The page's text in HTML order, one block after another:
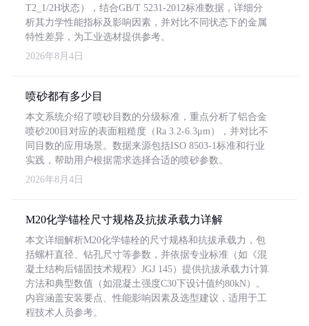
T2_1/2H状态），结合GB/T 5231-2012标准数据，详细分
析其力学性能指标及影响因素，并对比不同状态下的金属
特性差异，为工业选材提供参考。
2026年8月4日
喷砂都有多少目
本文系统介绍了喷砂目数的分级标准，重点分析了铝合金
喷砂200目对应的表面粗糙度（Ra 3.2-6.3μm），并对比不
同目数的应用场景。数据来源包括ISO 8503-1标准和行业
实践，帮助用户根据需求选择合适的喷砂参数。
2026年8月4日
M20化学锚栓尺寸规格及抗拔承载力详解
本文详细解析M20化学锚栓的尺寸规格和抗拔承载力，包
括螺杆直径、钻孔尺寸等参数，并依据专业标准（如《混
凝土结构后锚固技术规程》JGJ 145）提供抗拔承载力计算
方法和典型数值（如混凝土强度C30下设计值约80kN）。
内容涵盖安装要点、性能影响因素及选型建议，适用于工
程技术人员参考。